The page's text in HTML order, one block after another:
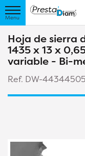
Hoja de sierra
1435 x 13 x
variable - Bi-
Ref. DW-